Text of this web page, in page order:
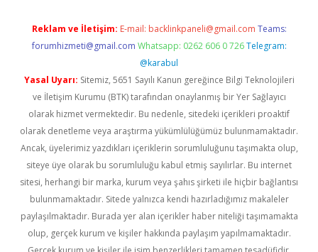
Reklam ve İletişim: E-mail: backlinkpaneli@gmail.com Teams:
forumhizmeti@gmail.com Whatsapp: 0262 606 0 726 Telegram:
@karabul
Yasal Uyarı: Sitemiz, 5651 Sayılı Kanun gereğince Bilgi Teknolojileri
ve İletişim Kurumu (BTK) tarafından onaylanmış bir Yer Sağlayıcı
olarak hizmet vermektedir. Bu nedenle, sitedeki içerikleri proaktif
olarak denetleme veya araştırma yükümlülüğümüz bulunmamaktadır.
Ancak, üyelerimiz yazdıkları içeriklerin sorumluluğunu taşımakta olup,
siteye üye olarak bu sorumluluğu kabul etmiş sayılırlar. Bu internet
sitesi, herhangi bir marka, kurum veya şahıs şirketi ile hiçbir bağlantısı
bulunmamaktadır. Sitede yalnızca kendi hazırladığımız makaleler
paylaşılmaktadır. Burada yer alan içerikler haber niteliği taşımamakta
olup, gerçek kurum ve kişiler hakkında paylaşım yapılmamaktadır.